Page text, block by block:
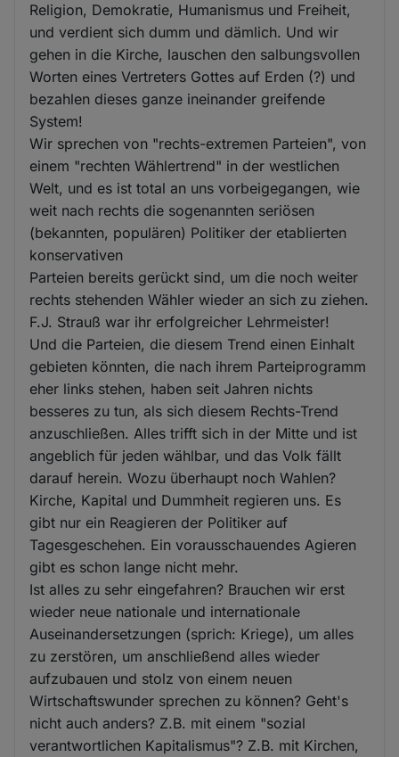
Religion, Demokratie, Humanismus und Freiheit,
und verdient sich dumm und dämlich. Und wir
gehen in die Kirche, lauschen den salbungsvollen
Worten eines Vertreters Gottes auf Erden (?) und
bezahlen dieses ganze ineinander greifende
System!
Wir sprechen von "rechts-extremen Parteien", von
einem "rechten Wählertrend" in der westlichen
Welt, und es ist total an uns vorbeigegangen, wie
weit nach rechts die sogenannten seriösen
(bekannten, populären) Politiker der etablierten
konservativen
Parteien bereits gerückt sind, um die noch weiter
rechts stehenden Wähler wieder an sich zu ziehen.
F.J. Strauß war ihr erfolgreicher Lehrmeister!
Und die Parteien, die diesem Trend einen Einhalt
gebieten könnten, die nach ihrem Parteiprogramm
eher links stehen, haben seit Jahren nichts
besseres zu tun, als sich diesem Rechts-Trend
anzuschließen. Alles trifft sich in der Mitte und ist
angeblich für jeden wählbar, und das Volk fällt
darauf herein. Wozu überhaupt noch Wahlen?
Kirche, Kapital und Dummheit regieren uns. Es
gibt nur ein Reagieren der Politiker auf
Tagesgeschehen. Ein vorausschauendes Agieren
gibt es schon lange nicht mehr.
Ist alles zu sehr eingefahren? Brauchen wir erst
wieder neue nationale und internationale
Auseinandersetzungen (sprich: Kriege), um alles
zu zerstören, um anschließend alles wieder
aufzubauen und stolz von einem neuen
Wirtschaftswunder sprechen zu können? Geht's
nicht auch anders? Z.B. mit einem "sozial
verantwortlichen Kapitalismus"? Z.B. mit Kirchen,